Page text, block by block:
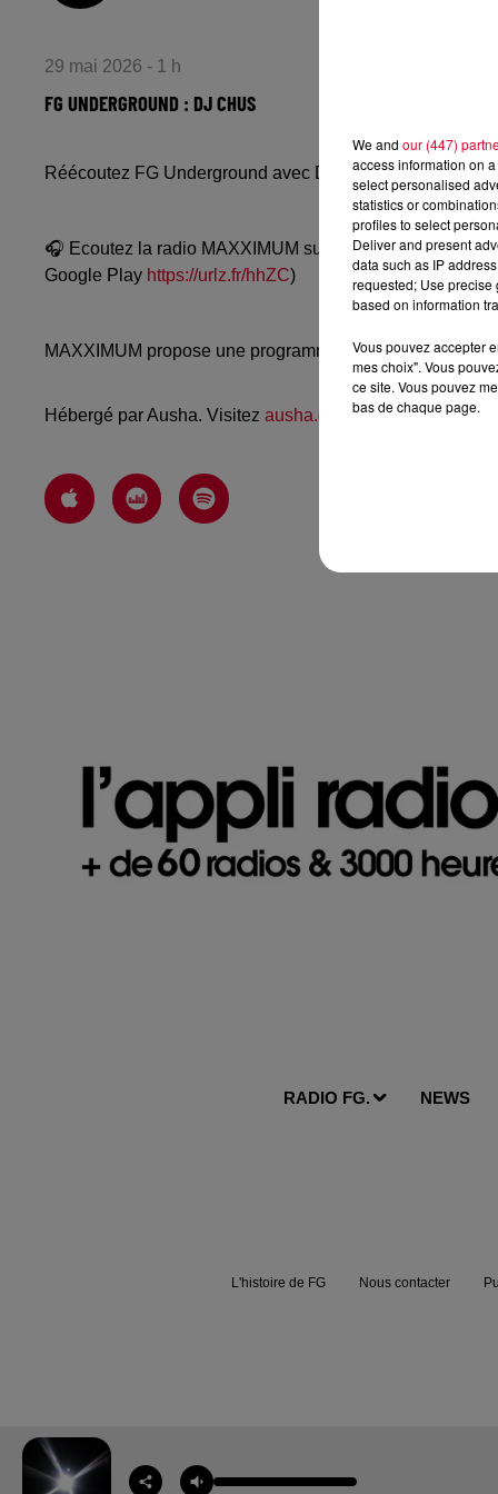
29 mai 2026 - 1 h
FG UNDERGROUND : DJ CHUS
Réécoutez FG Underground avec DJ Chus du jeudi 28
🎧 Ecoutez la radio MAXXIMUM sur
www.radiofg.com/
Google Play https://urlz.fr/hhZC)
MAXXIMUM propose une programmation techno,
Hébergé par Ausha. Visitez ausha.co/politique-de-
RADIO FG. NEWS
L'histoire de FG Nous contacter
We and our (447)
access information on
select personalised
statistics or
profiles to select
Deliver and present
data such as IP
requested; Use precise
based on information
Vous pouvez accepter
mes choix". Vous
ce site. Vous pouvez
bas de chaque page.